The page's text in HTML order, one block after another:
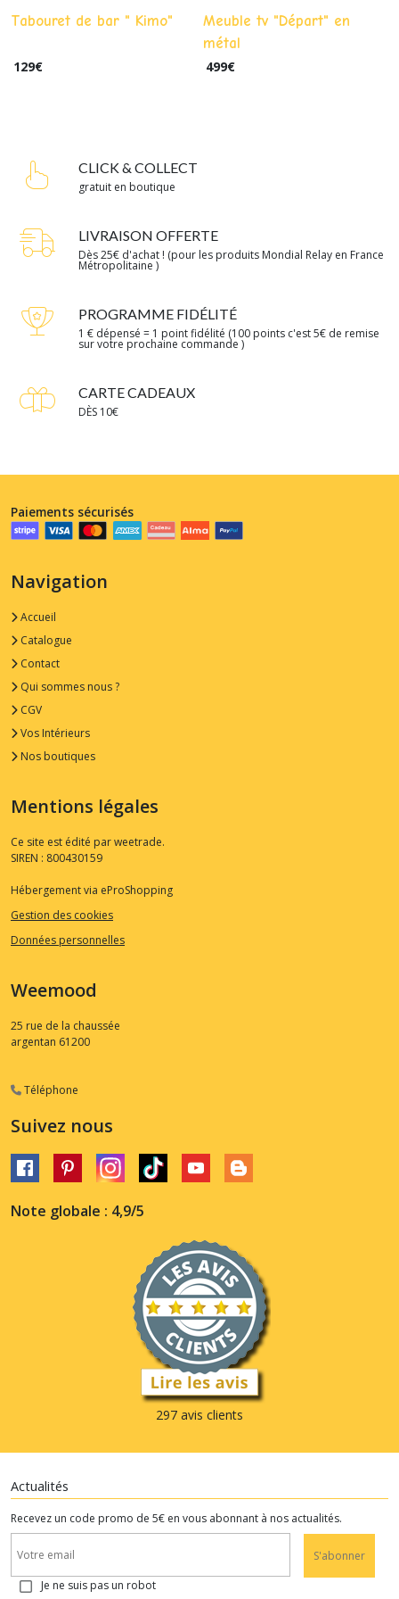
Tabouret de bar " Kimo"
129€
Meuble tv "Départ" en
métal
499€
CLICK & COLLECT
gratuit en boutique
LIVRAISON OFFERTE
Dès 25€ d'achat ! (pour les produits Mondial Relay en France
Métropolitaine )
PROGRAMME FIDÉLITÉ
1 € dépensé = 1 point fidélité (100 points c'est 5€ de remise
sur votre prochaine commande )
CARTE CADEAUX
DÈS 10€
Paiements sécurisés
Navigation
Accueil
Catalogue
Contact
Qui sommes nous ?
CGV
Vos Intérieurs
Nos boutiques
Mentions légales
Ce site est édité par weetrade.
SIREN : 800430159
Hébergement via eProShopping
Gestion des cookies
Données personnelles
Weemood
25 rue de la chaussée
argentan 61200
Téléphone
Suivez nous
Note globale : 4,9/5
297 avis clients
Actualités
Recevez un code promo de 5€ en vous abonnant à nos actualités.
S'abonner
Je ne suis pas un robot